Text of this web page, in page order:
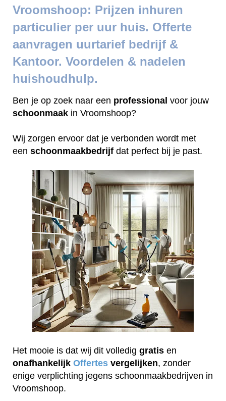
Vroomshoop: Prijzen inhuren
particulier per uur huis. Offerte
aanvragen uurtarief bedrijf &
Kantoor. Voordelen & nadelen
huishoudhulp.
Ben je op zoek naar een professional voor jouw
schoonmaak in Vroomshoop?
Wij zorgen ervoor dat je verbonden wordt met
een schoonmaakbedrijf dat perfect bij je past.
Het mooie is dat wij dit volledig gratis en
onafhankelijk Offertes vergelijken, zonder
enige verplichting jegens schoonmaakbedrijven in
Vroomshoop.